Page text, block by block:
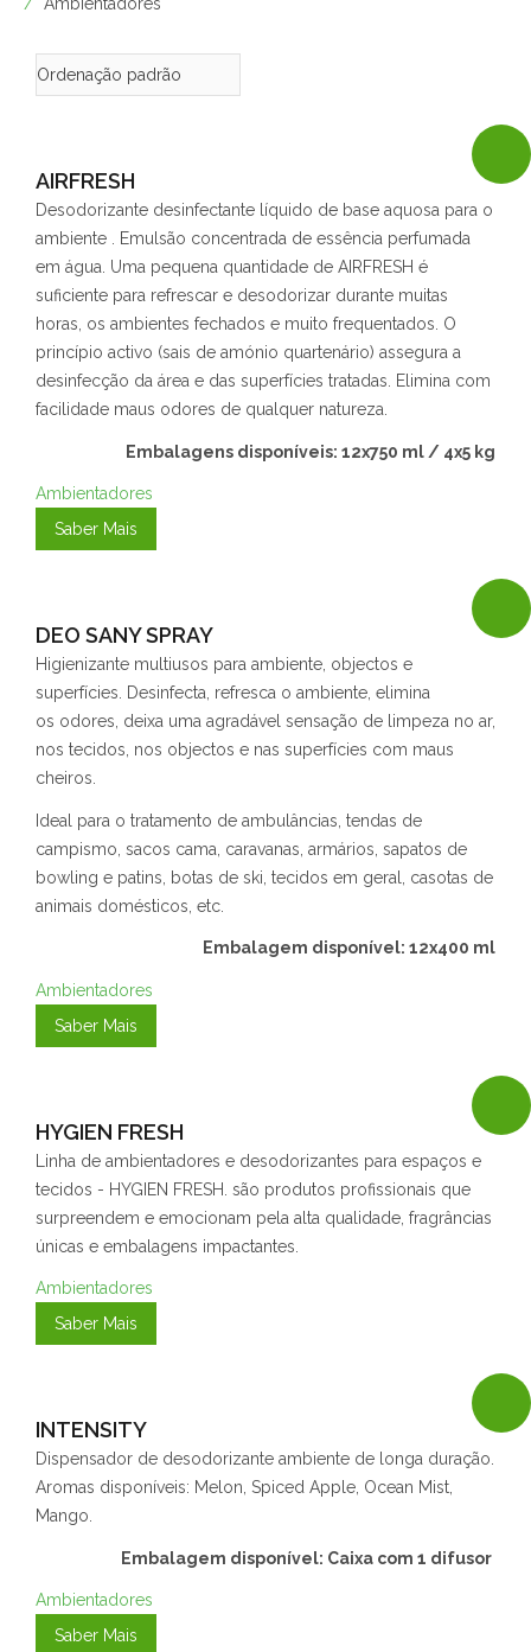
AIRFRESH
Desodorizante desinfectante líquido de base aquosa para o
ambiente . Emulsão concentrada de essência perfumada
em água. Uma pequena quantidade de AIRFRESH é
suficiente para refrescar e desodorizar durante muitas
horas, os ambientes fechados e muito frequentados. O
princípio activo (sais de amónio quartenário) assegura a
desinfecção da área e das superfícies tratadas. Elimina com
facilidade maus odores de qualquer natureza.
Embalagens disponíveis: 12x750 ml / 4x5 kg
Ambientadores
Saber Mais
DEO SANY SPRAY
Higienizante multiusos para ambiente, objectos e
superfícies. Desinfecta, refresca o ambiente, elimina
os odores, deixa uma agradável sensação de limpeza no ar,
nos tecidos, nos objectos e nas superfícies com maus
cheiros.
Ideal para o tratamento de ambulâncias, tendas de
campismo, sacos cama, caravanas, armários, sapatos de
bowling e patins, botas de ski, tecidos em geral, casotas de
animais domésticos, etc.
Embalagem disponível: 12x400 ml
Ambientadores
Saber Mais
HYGIEN FRESH
Linha de ambientadores e desodorizantes para espaços e
tecidos - HYGIEN FRESH. são produtos profissionais que
surpreendem e emocionam pela alta qualidade, fragrâncias
únicas e embalagens impactantes.
Ambientadores
Saber Mais
INTENSITY
Dispensador de desodorizante ambiente de longa duração.
Aromas disponíveis: Melon, Spiced Apple, Ocean Mist,
Mango.
Embalagem disponível: Caixa com 1 difusor
Ambientadores
Saber Mais